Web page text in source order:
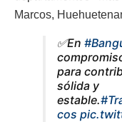
Marcos,
✅En
para
sólida y
estable.
cos